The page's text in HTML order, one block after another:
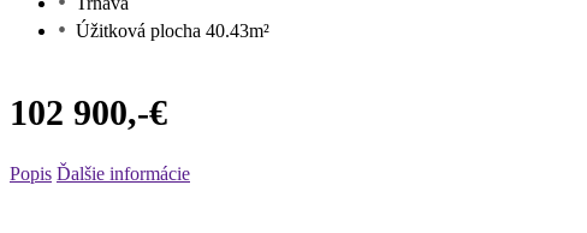
Úžitková plocha 40.43m²
102 900,-€
Popis Ďalšie informácie